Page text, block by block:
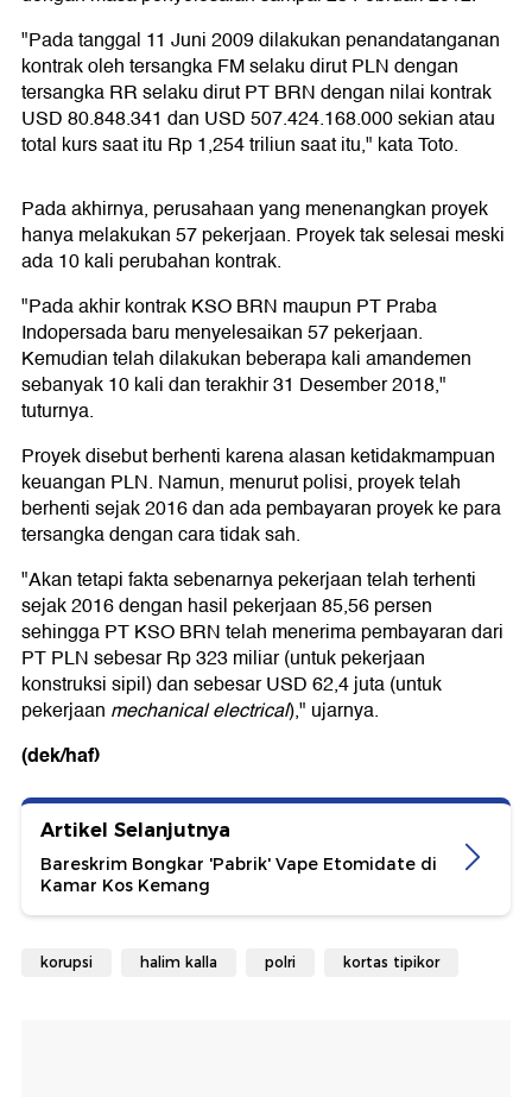
"Pada tanggal 11 Juni 2009 dilakukan penandatanganan
kontrak oleh tersangka FM selaku dirut PLN dengan
tersangka RR selaku dirut PT BRN dengan nilai kontrak
USD 80.848.341 dan USD 507.424.168.000 sekian atau
total kurs saat itu Rp 1,254 triliun saat itu," kata Toto.
Pada akhirnya, perusahaan yang menenangkan proyek
hanya melakukan 57 pekerjaan. Proyek tak selesai meski
ada 10 kali perubahan kontrak.
"Pada akhir kontrak KSO BRN maupun PT Praba
Indopersada baru menyelesaikan 57 pekerjaan.
Kemudian telah dilakukan beberapa kali amandemen
sebanyak 10 kali dan terakhir 31 Desember 2018,"
tuturnya.
Proyek disebut berhenti karena alasan ketidakmampuan
keuangan PLN. Namun, menurut polisi, proyek telah
berhenti sejak 2016 dan ada pembayaran proyek ke para
tersangka dengan cara tidak sah.
"Akan tetapi fakta sebenarnya pekerjaan telah terhenti
sejak 2016 dengan hasil pekerjaan 85,56 persen
sehingga PT KSO BRN telah menerima pembayaran dari
PT PLN sebesar Rp 323 miliar (untuk pekerjaan
konstruksi sipil) dan sebesar USD 62,4 juta (untuk
pekerjaan mechanical electrical)," ujarnya.
(dek/haf)
Artikel Selanjutnya
Bareskrim Bongkar 'Pabrik' Vape Etomidate di
Kamar Kos Kemang
korupsi halim kalla polri kortas tipikor